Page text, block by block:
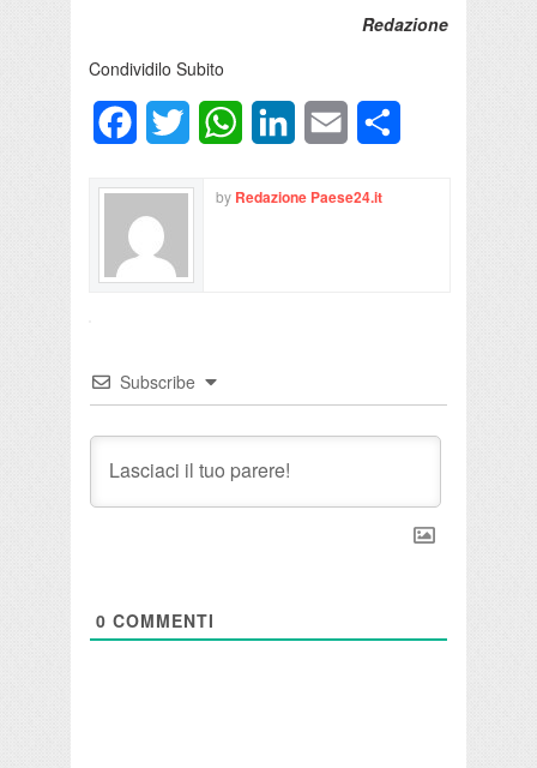
Redazione
Condividilo Subito
FacebookTwitter WhatsAppLinkedInEmail
by Redazione Paese24.it
Subscribe
0 COMMENTI